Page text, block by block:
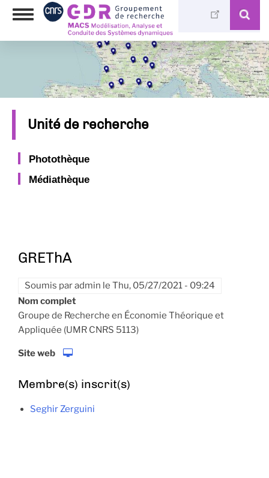
Aller
Toggle
Unité de recherche
Photothèque
Médiathèque
GREThA
Soumis paradmin le Thu, 05/27/2021 - 09:24
Nom complet
Groupe de Recherche en Économie Théorique et
Appliquée (UMR CNRS 5113)
Site web
Membre(s) inscrit(s)
Seghir Zerguini